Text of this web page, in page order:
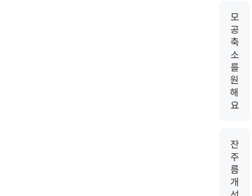
모
공
축
소
를
원
해
요
잔
주
름
개